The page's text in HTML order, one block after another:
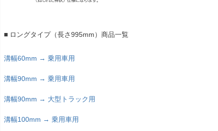
■ ロングタイプ（長さ995mm）商品一覧
溝幅60mm → 乗用車用
溝幅90mm → 乗用車用
溝幅90mm → 大型トラック用
溝幅100mm → 乗用車用